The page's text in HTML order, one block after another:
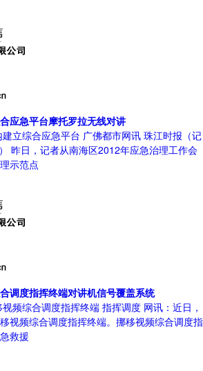
应急平台摩托罗拉无线对讲
建立综合应急平台 广佛都市网讯 珠江时报（记
昨日，记者从南海区2012年应急治理工作会
示范点
调度指挥终端对讲机信号覆盖系统
视频综合调度指挥终端 指挥调度 网讯：近日，
视频综合调度指挥终端。挪移视频综合调度指
救援